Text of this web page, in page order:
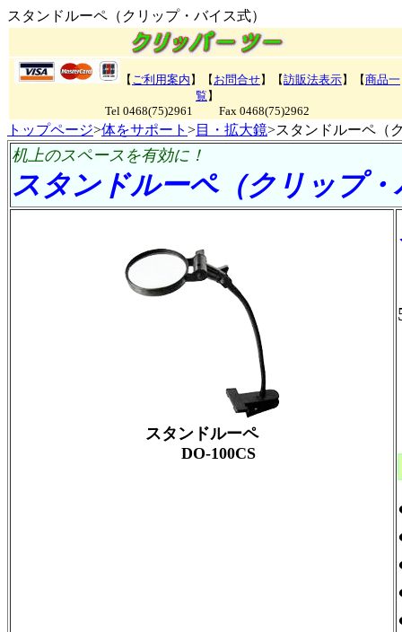
スタンドルーペ（クリップ・バイス式）
【 ご利用案内 】【 お問合せ】【訪販法表示】【商品一
覧 】
Tel 0468(75)2961 Fax 0468(75)2962
トップページ>体をサポート >目・拡大鏡>スタンドルーペ（
机上のスペースを有効に！
スタンドルーペ（クリップ
スタンドルーペ
DO-100CS